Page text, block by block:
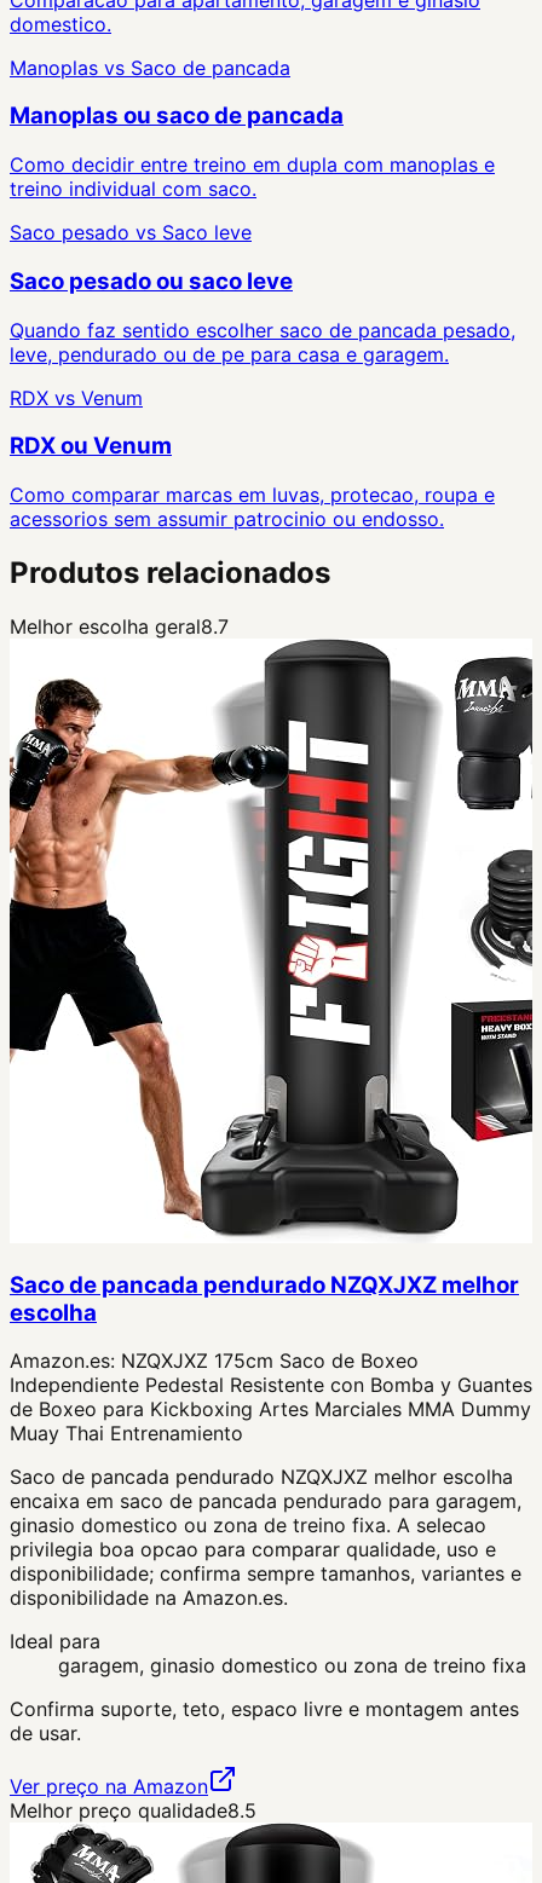
domestico.
Manoplas vs Saco de pancada
Manoplas ou saco de pancada
Como decidir entre treino em dupla com manoplas e
treino individual com saco.
Saco pesado vs Saco leve
Saco pesado ou saco leve
Quando faz sentido escolher saco de pancada pesado,
leve, pendurado ou de pe para casa e garagem.
RDX vs Venum
RDX ou Venum
Como comparar marcas em luvas, protecao, roupa e
acessorios sem assumir patrocinio ou endosso.
Produtos relacionados
Melhor escolha geral8.7
Saco de pancada pendurado NZQXJXZ melhor
escolha
Amazon.es: NZQXJXZ 175cm Saco de Boxeo
Independiente Pedestal Resistente con Bomba y Guantes
de Boxeo para Kickboxing Artes Marciales MMA Dummy
Muay Thai Entrenamiento
Saco de pancada pendurado NZQXJXZ melhor escolha
encaixa em saco de pancada pendurado para garagem,
ginasio domestico ou zona de treino fixa. A selecao
privilegia boa opcao para comparar qualidade, uso e
disponibilidade; confirma sempre tamanhos, variantes e
disponibilidade na Amazon.es.
Ideal para
garagem, ginasio domestico ou zona de treino fixa
Confirma suporte, teto, espaco livre e montagem antes
de usar.
Ver preço na Amazon
Melhor preço qualidade8.5